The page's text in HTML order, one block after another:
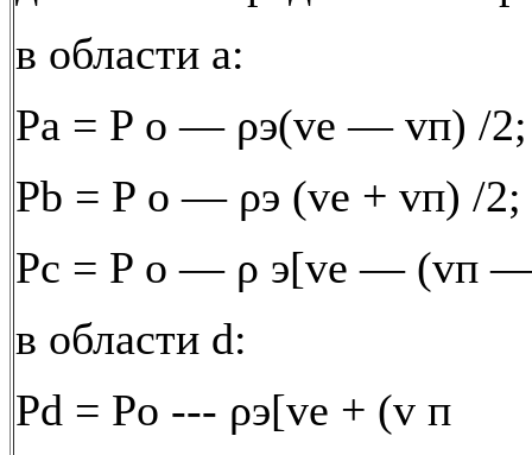
в области а:
Pa = P o — ρэ(ve — vп) /2;
Pb = P o — ρэ (ve + vп) /2;
Pc = P o — ρ э[ve — (vп
в области d:
Pd = Po --- ρэ[ve + (v п